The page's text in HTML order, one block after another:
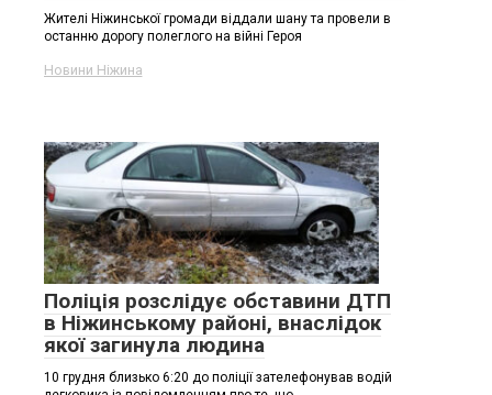
Жителі Ніжинської громади віддали шану та провели в
останню дорогу полеглого на війні Героя
Новини Ніжина
Поліція розслідує обставини ДТП
в Ніжинському районі, внаслідок
якої загинула людина
10 грудня близько 6:20 до поліції зателефонував водій